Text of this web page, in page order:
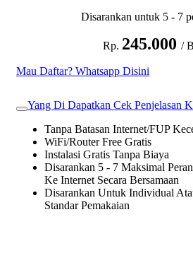
Disarankan untuk 5 - 7
Rp. 245.000 /
Mau Daftar? Whatsapp Disini
Yang Di Dapatkan Cek Penjelasan
Tanpa Batasan Internet/FUP
WiFi/Router Free Gratis
Instalasi Gratis Tanpa Biaya
Disarankan 5 - 7 Maksimal
Ke Internet Secara Bersamaan
Disarankan Untuk Individual
Standar Pemakaian